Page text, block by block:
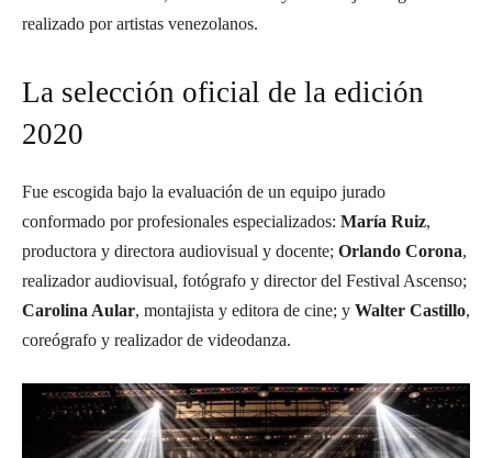
realizado por artistas venezolanos.
La selección oficial de la edición
2020
Fue escogida bajo la evaluación de un equipo jurado
conformado por profesionales especializados: María Ruiz,
productora y directora audiovisual y docente; Orlando Corona,
realizador audiovisual, fotógrafo y director del Festival Ascenso;
Carolina Aular, montajista y editora de cine; y Walter Castillo,
coreógrafo y realizador de videodanza.